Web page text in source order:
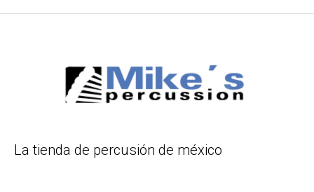
La tienda de percusión de méxico